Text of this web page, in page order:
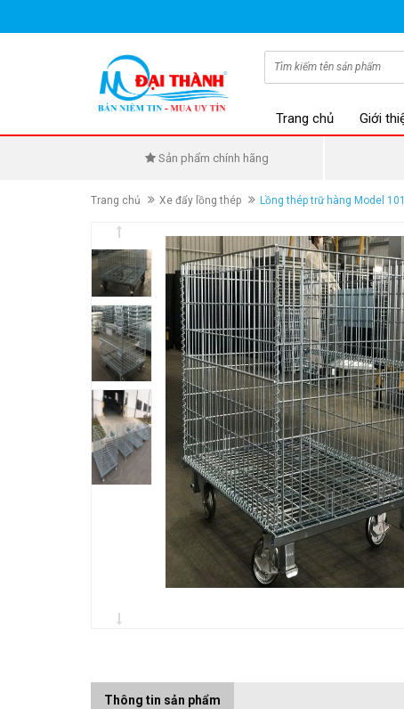
Trang chủ Giới
Sản phẩm chính hãng
Trang chủ Xe đẩy lồng thép Lồng thép trữ hàng Model
Thông tin sản phẩm